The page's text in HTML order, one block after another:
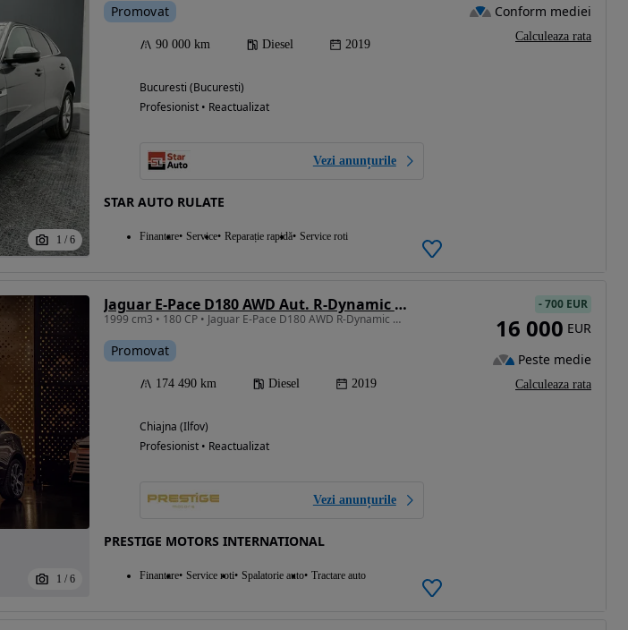
1 / 6
Promovat
90 000 km Diesel 2019
Bucuresti (Bucuresti)
Profesionist • Reactualizat
Vezi anunțurile
STAR AUTO RULATE
Finantare Service Reparație rapidă Service roti
Conform mediei
Calculeaza rata
1 / 6
Jaguar E-Pace D180 AWD Aut. R-Dynamic HSE
1999 cm3 • 180 CP • Jaguar E-Pace D180 AWD R-Dynamic HSE
Promovat
174 490 km Diesel 2019
Chiajna (Ilfov)
Profesionist • Reactualizat
Vezi anunțurile
PRESTIGE MOTORS INTERNATIONAL
Finantare Service roti Spalatorie auto Tractare auto
-700 EUR
16 000 EUR
Peste medie
Calculeaza rata